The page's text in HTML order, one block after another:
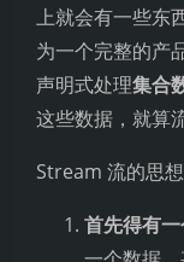
上就会有一些东
为一个完整的产品
声明式处理集合
这些数据，就算
Stream 流的思想
首先得有